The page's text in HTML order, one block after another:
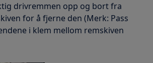
drivremmen opp og bort fra
for å fjerne den (Merk: Pass
i klem mellom remskiven